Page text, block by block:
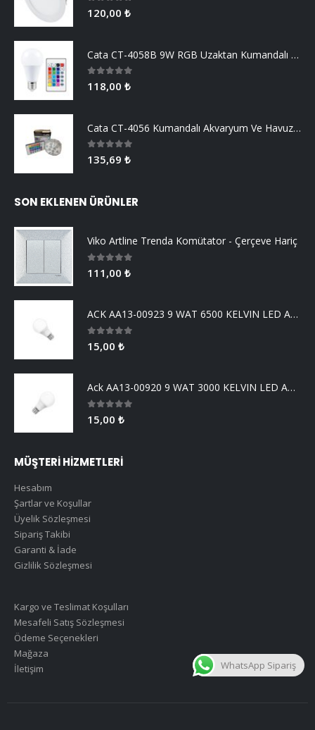
0 5 üzerinden
120,00 ₺
Cata CT-4058B 9W RGB Uzaktan Kumandalı Led Ampul Beyaz Işık
0 5 üzerinden
118,00 ₺
Cata CT-4056 Kumandalı Akvaryum Ve Havuz Aydınlatma
0 5 üzerinden
135,69 ₺
SON EKLENEN ÜRÜNLER
Viko Artline Trenda Komütator - Çerçeve Hariç
5 üzerinden
111,00 ₺
ACK AA13-00923 9 WAT 6500 KELVIN LED AMPUL
5 üzerinden
15,00 ₺
Ack AA13-00920 9 WAT 3000 KELVIN LED AMPUL
5 üzerinden
15,00 ₺
MÜŞTERİ HİZMETLERİ
Hesabım
Şartlar ve Koşullar
Üyelik Sözleşmesi
Sipariş Takibi
Garanti & İade
Gizlilik Sözleşmesi
Kargo ve Teslimat Koşulları
Mesafeli Satış Sözleşmesi
Ödeme Seçenekleri
Mağaza
İletişim
WhatsApp Sipariş